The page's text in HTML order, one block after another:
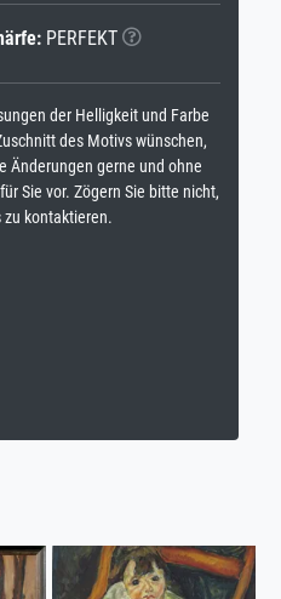
PERFEKT
der Helligkeit und Farbe
des Motivs wünschen,
Änderungen gerne und ohne
Sie vor. Zögern Sie bitte nicht,
zu kontaktieren.